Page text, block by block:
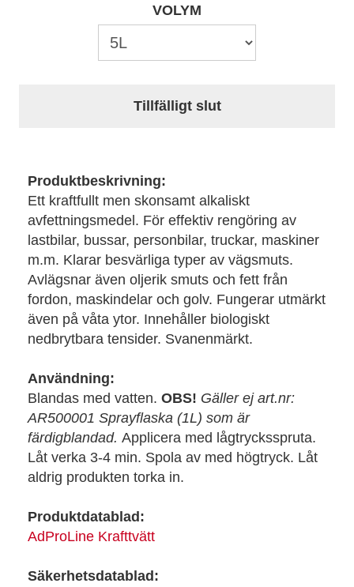
VOLYM
Tillfälligt slut
Produktbeskrivning:
Ett kraftfullt men skonsamt alkaliskt
avfettningsmedel. För effektiv rengöring av
lastbilar, bussar, personbilar, truckar, maskiner
m.m. Klarar besvärliga typer av vägsmuts.
Avlägsnar även oljerik smuts och fett från
fordon, maskindelar och golv. Fungerar utmärkt
även på våta ytor. Innehåller biologiskt
nedbrytbara tensider. Svanenmärkt.
Användning:
Blandas med vatten. OBS! Gäller ej art.nr:
AR500001 Sprayflaska (1L) som är
färdigblandad. Applicera med lågtrycksspruta.
Låt verka 3-4 min. Spola av med högtryck. Låt
aldrig produkten torka in.
Produktdatablad:
AdProLine Krafttvätt
Säkerhetsdatablad: